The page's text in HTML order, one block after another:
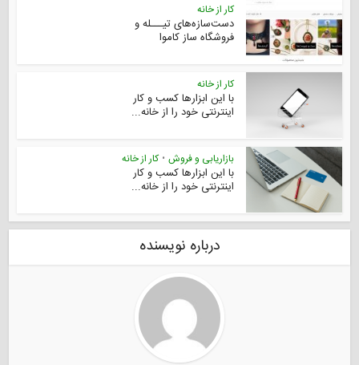
کار از خانه
دست‌سازه‌های تیـــله و
فروشگاه ساز کاموا
کار از خانه
با این ابزارها کسب و کار
اینترنتی خود را از خانه...
بازاریابی و فروش • کار از خانه
با این ابزارها کسب و کار
اینترنتی خود را از خانه...
درباره نویسنده